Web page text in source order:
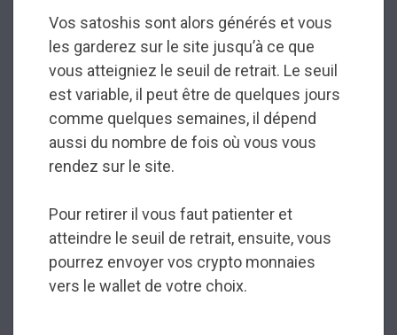
Vos satoshis sont alors générés et vous
les garderez sur le site jusqu’à ce que
vous atteigniez le seuil de retrait. Le seuil
est variable, il peut être de quelques jours
comme quelques semaines, il dépend
aussi du nombre de fois où vous vous
rendez sur le site.
Pour retirer il vous faut patienter et
atteindre le seuil de retrait, ensuite, vous
pourrez envoyer vos crypto monnaies
vers le wallet de votre choix.